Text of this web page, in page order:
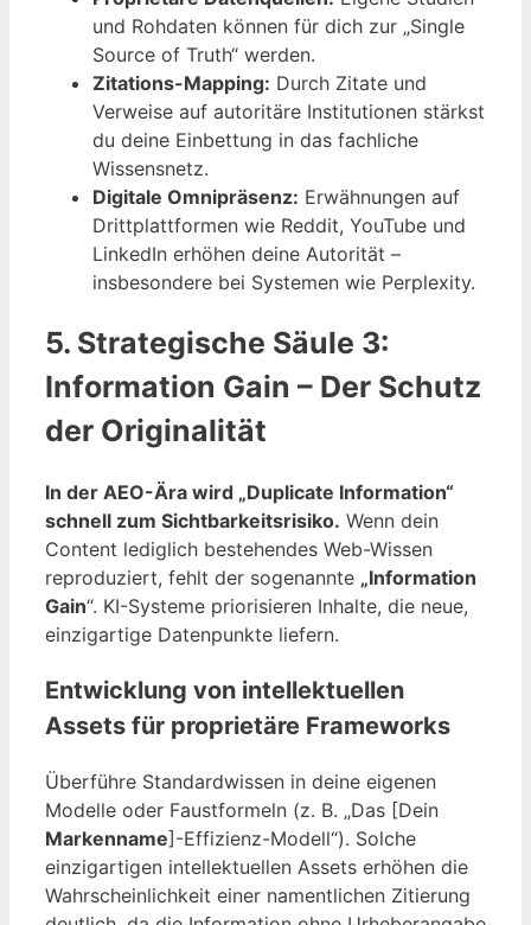
und Rohdaten können für dich zur „Single
Source of Truth“ werden.
Zitations-Mapping: Durch Zitate und
Verweise auf autoritäre Institutionen stärkst
du deine Einbettung in das fachliche
Wissensnetz.
Digitale Omnipräsenz: Erwähnungen auf
Drittplattformen wie Reddit, YouTube und
LinkedIn erhöhen deine Autorität –
insbesondere bei Systemen wie Perplexity.
5. Strategische Säule 3:
Information Gain – Der Schutz
der Originalität
In der AEO-Ära wird „Duplicate Information“
schnell zum Sichtbarkeitsrisiko. Wenn dein
Content lediglich bestehendes Web-Wissen
reproduziert, fehlt der sogenannte „Information
Gain“. KI-Systeme priorisieren Inhalte, die neue,
einzigartige Datenpunkte liefern.
Entwicklung von intellektuellen
Assets für proprietäre Frameworks
Überführe Standardwissen in deine eigenen
Modelle oder Faustformeln (z. B. „Das [Dein
Markenname]-Effizienz-Modell“). Solche
einzigartigen intellektuellen Assets erhöhen die
Wahrscheinlichkeit einer namentlichen Zitierung